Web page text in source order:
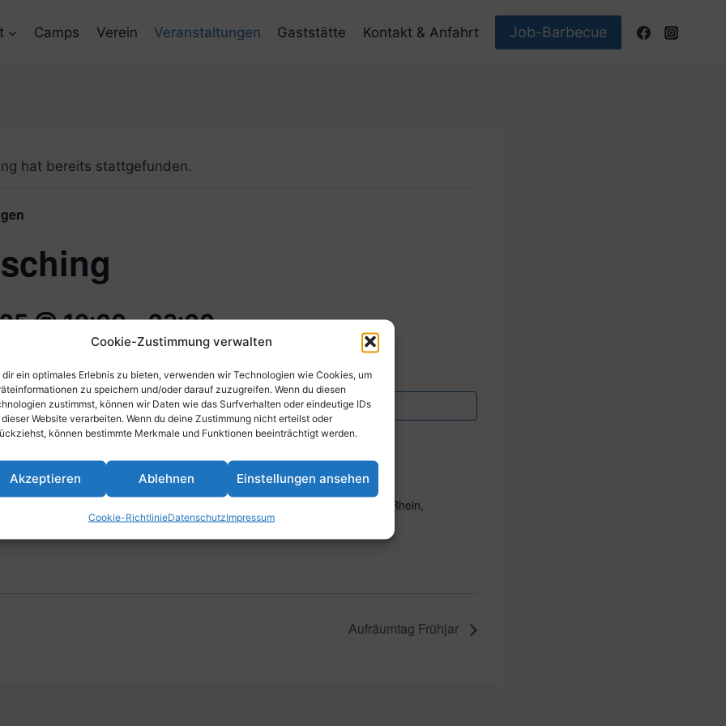
Cookie-Zustimmung verwalten
dir ein optimales Erlebnis zu bieten, verwenden wir Technologien wie Cookies, um
zu speichern und/oder darauf zuzugreifen. Wenn du diesen
zustimmst, können wir Daten wie das Surfverhalten oder eindeutige IDs
Website verarbeiten. Wenn du deine Zustimmung nicht erteilst oder
können bestimmte Merkmale und Funktionen beeinträchtigt werden.
Akzeptieren Ablehnen Einstellungen ansehen
Cookie-RichtlinieDatenschutzImpressum
Camps Verein Veranstaltungen Gaststätte Kontakt & Anfahrt Job-Barbecue
hat bereits stattgefunden.
@ 19:00-23:00
VERANSTALTUNGSORT
Parkstraße 34, 67061 Ludwigshafen am Rhein,
Deutschland
Aufräumtag Frühjar